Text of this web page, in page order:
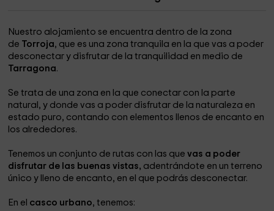
Nuestro alojamiento se encuentra dentro de la zona
de Torroja, que es una zona tranquila en la que vas a poder
desconectar y disfrutar de la tranquilidad en medio de
Tarragona.
Se trata de una zona en la que conectar con la parte
natural, y donde vas a poder disfrutar de la naturaleza en
estado puro, contando con elementos llenos de encanto en
los alrededores.
Tenemos un conjunto de rutas con las quevas a poder
disfrutar de las buenas vistas, adentrándote en un terreno
único y lleno de encanto, en el que podrás desconectar.
En el casco urbano, tenemos: